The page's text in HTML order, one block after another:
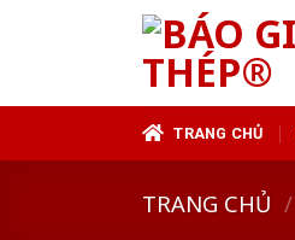
TRANG CHỦ
TRANG CHỦ /